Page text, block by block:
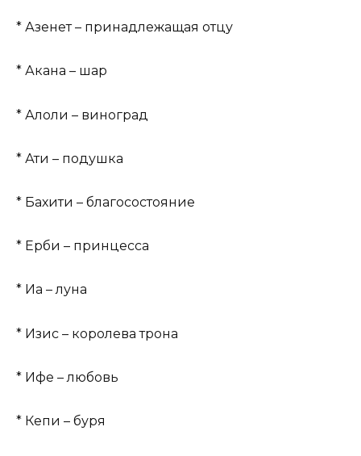
* Азенет – принадлежащая отцу
* Акана – шар
* Алоли – виноград
* Ати – подушка
* Бахити – благосостояние
* Ерби – принцесса
* Иа – луна
* Изис – королева трона
* Ифе – любовь
* Кепи – буря